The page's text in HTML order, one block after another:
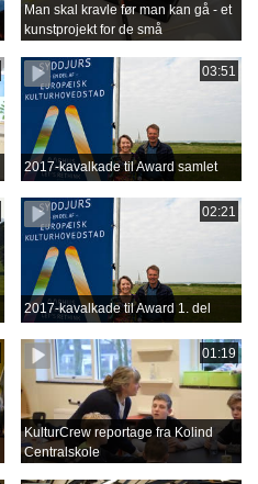
Man skal kravle før man kan gå - et
kunstprojekt for de små
03:51
2017-kavalkade til Award samlet
02:21
2017-kavalkade til Award 1. del
01:19
KulturCrew reportage fra Kolind
Centralskole